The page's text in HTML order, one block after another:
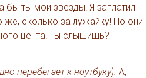
бы ты мои звезды! Я заплатил
же, сколько за лужайку! Но они
цента! Ты слышишь?
перебегает к ноутбуку). А,